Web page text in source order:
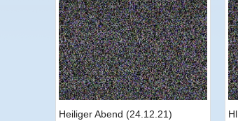
Heiliger Abend (24.12.21)